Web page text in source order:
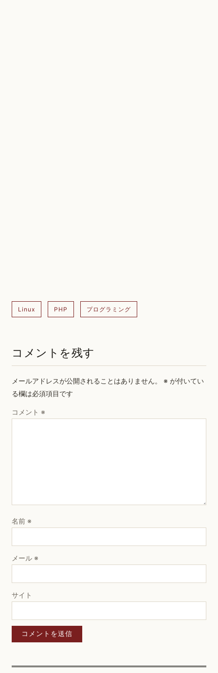
Linux PHP プログラミング
コメントを残す
メールアドレスが公開されることはありません。 ※ が付いてい
る欄は必須項目です
コメント ※
名前 ※
メール ※
サイト